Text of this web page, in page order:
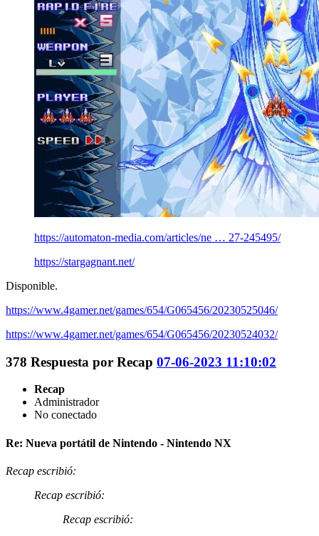
https://automaton-media.com/articles/ne … 27-245495/
https://stargagnant.net/
Disponible.
https://www.4gamer.net/games/654/G065456/20230525046/
https://www.4gamer.net/games/654/G065456/20230524032/
378 Respuesta por Recap 07-06-2023 11:10:02
Recap
Administrador
No conectado
Re: Nueva portátil de Nintendo - Nintendo NX
Recap escribió:
Recap escribió:
Recap escribió: